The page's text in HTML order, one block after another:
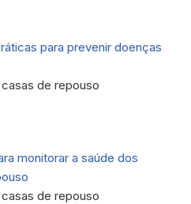
para prevenir doenças
de repouso
monitorar a saúde dos
de repouso